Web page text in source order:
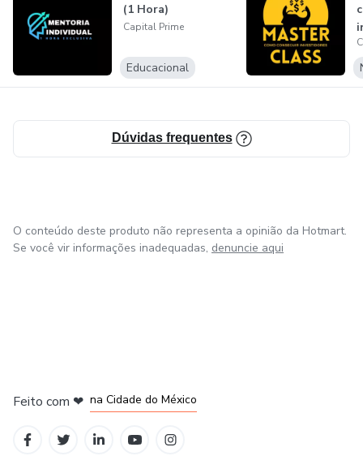
(1 Hora)
Capital Prime
Educacional
Dúvidas frequentes
O conteúdo deste produto não representa a opinião da Hotmart.
Se você vir informações inadequadas, denuncie aqui
Feito com ❤ na Cidade do México